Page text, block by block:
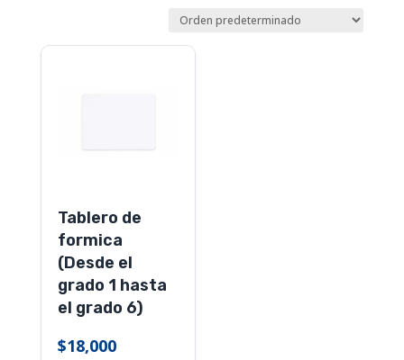
Tablero de
formica
(Desde el
grado 1 hasta
el grado 6)
$18,000